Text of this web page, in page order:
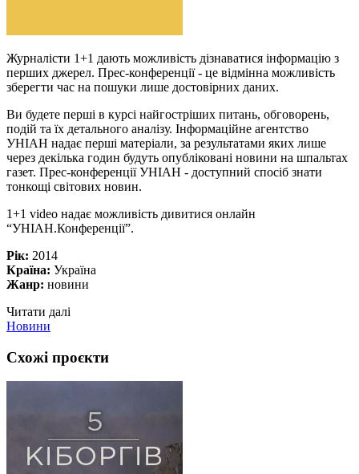
Журналісти 1+1 дають можливість дізнаватися інформацію з
перших джерел. Прес-конференції - це відмінна можливість
зберегти час на пошуки лише достовірних даних.
Ви будете перші в курсі найгостріших питань, обговорень,
подій та їх детального аналізу. Інформаційне агентство
УНІАН надає перші матеріали, за результатами яких лише
через декілька годин будуть опубліковані новини на шпальтах
газет. Прес-конференції УНІАН - доступний спосіб знати
тонкощі світових новин.
1+1 video надає можливість дивитися онлайн
“УНІАН.Конференції”.
Рік: 2014
Країна: Україна
Жанр: новини
Читати далі
Новини
Схожі проєкти